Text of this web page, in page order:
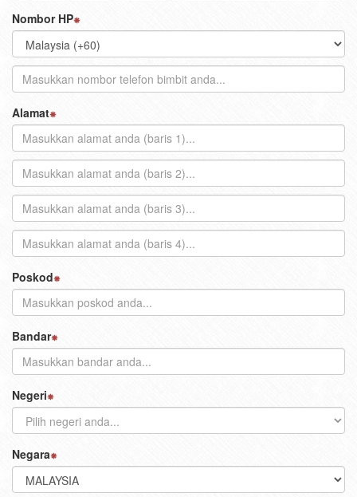
Nombor HP
Alamat
Poskod
Bandar
Negeri
Negara